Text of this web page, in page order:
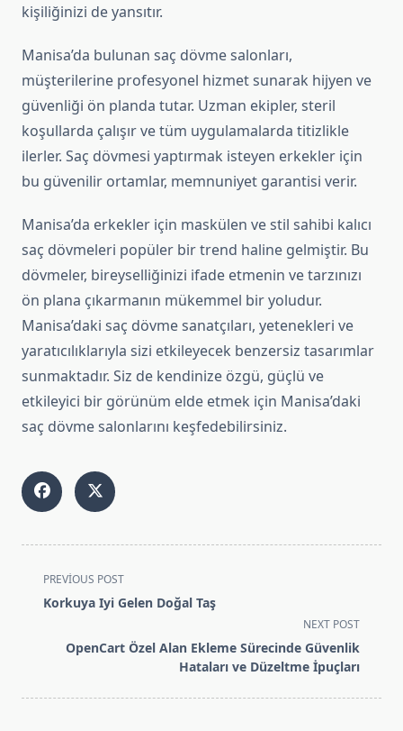
kişiliğinizi de yansıtır.
Manisa’da bulunan saç dövme salonları,
müşterilerine profesyonel hizmet sunarak hijyen ve
güvenliği ön planda tutar. Uzman ekipler, steril
koşullarda çalışır ve tüm uygulamalarda titizlikle
ilerler. Saç dövmesi yaptırmak isteyen erkekler için
bu güvenilir ortamlar, memnuniyet garantisi verir.
Manisa’da erkekler için maskülen ve stil sahibi kalıcı
saç dövmeleri popüler bir trend haline gelmiştir. Bu
dövmeler, bireyselliğinizi ifade etmenin ve tarzınızı
ön plana çıkarmanın mükemmel bir yoludur.
Manisa’daki saç dövme sanatçıları, yetenekleri ve
yaratıcılıklarıyla sizi etkileyecek benzersiz tasarımlar
sunmaktadır. Siz de kendinize özgü, güçlü ve
etkileyici bir görünüm elde etmek için Manisa’daki
saç dövme salonlarını keşfedebilirsiniz.
<span
class="nav-
screen-
PREVIOUS POST
Korkuya Iyi Gelen Doğal Taş
NEXT POST
OpenCart Özel Alan Ekleme Sürecinde Güvenlik
Hataları ve Düzeltme İpuçları